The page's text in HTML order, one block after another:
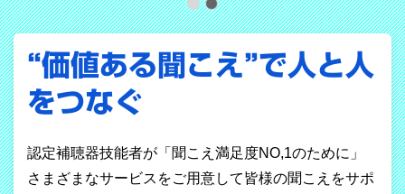
“価値ある聞こえ”で人と人
をつなぐ
認定補聴器技能者が「聞こえ満足度NO,1のために」
さまざまなサービスをご用意して皆様の聞こえをサポ